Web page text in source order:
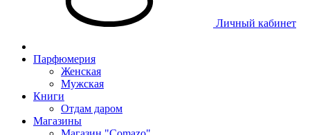
Личный кабинет
Парфюмерия
Женская
Мужская
Книги
Отдам даром
Магазины